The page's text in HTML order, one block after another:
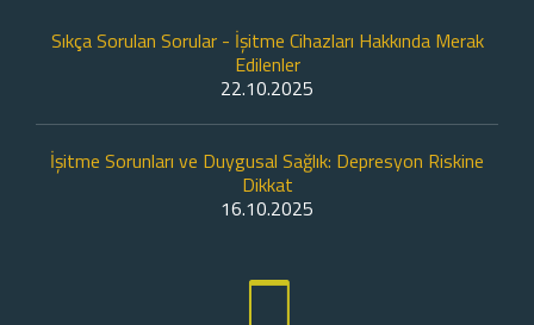
Sıkça Sorulan Sorular - İşitme Cihazları Hakkında Merak
Edilenler
22.10.2025
İşitme Sorunları ve Duygusal Sağlık: Depresyon Riskine
Dikkat
16.10.2025